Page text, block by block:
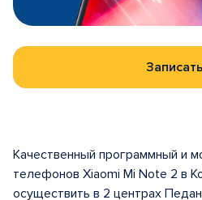
Качественный программный и
телефонов Xiaomi Mi Note 2 в
осуществить в 2 центрах